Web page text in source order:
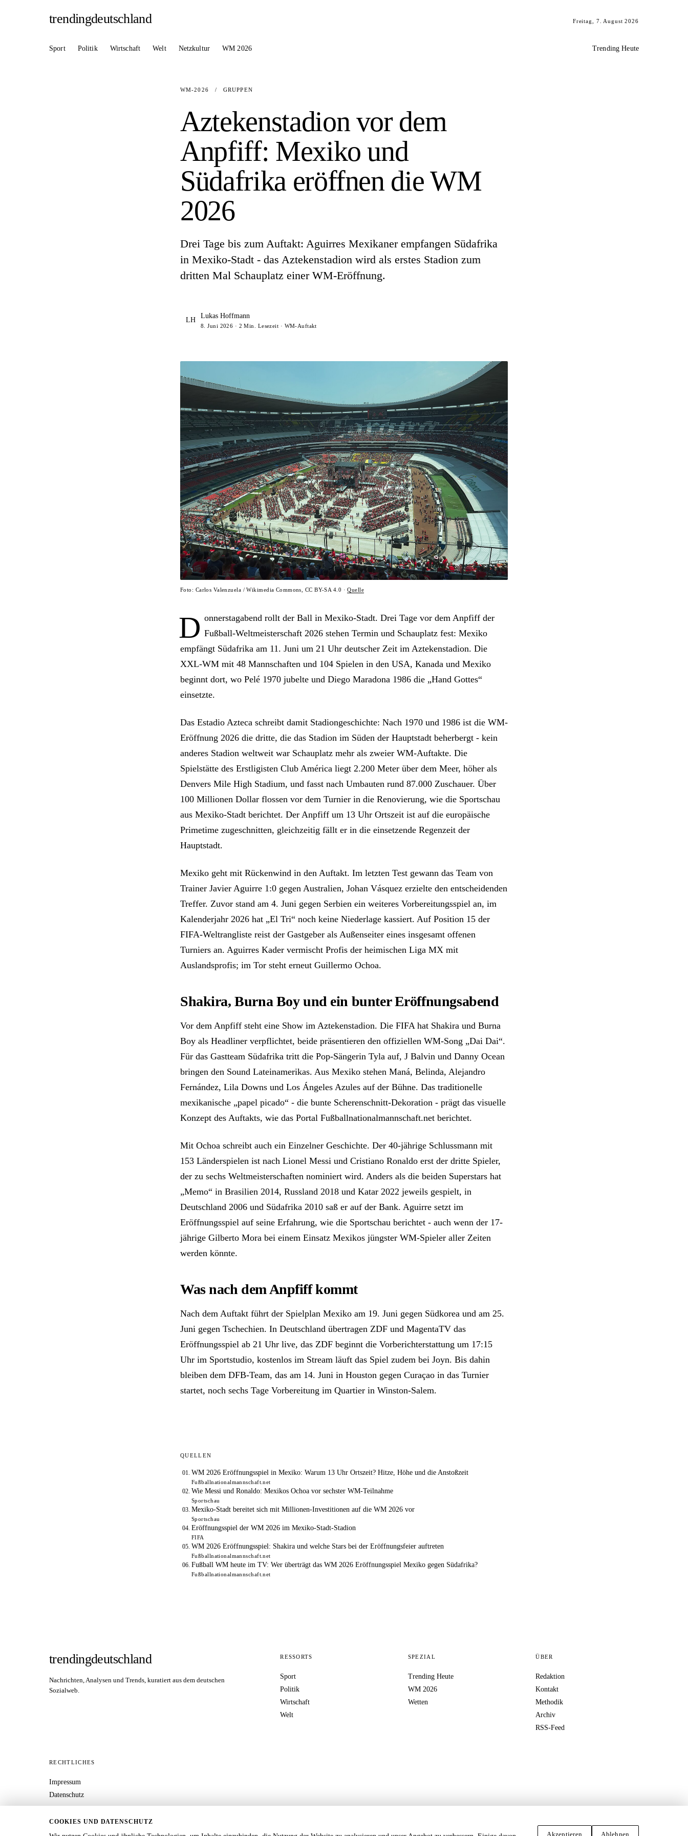
trendingdeutschland Freitag, 7. August 2026
Sport Politik Wirtschaft Welt Netzkultur WM 2026 Trending Heute
WM-2026 / GRUPPEN
Aztekenstadion vor dem
Anpfiff: Mexiko und
Südafrika eröffnen die WM
2026
Drei Tage bis zum Auftakt: Aguirres Mexikaner empfangen Südafrika
in Mexiko-Stadt - das Aztekenstadion wird als erstes Stadion zum
dritten Mal Schauplatz einer WM-Eröffnung.
LH
Lukas Hoffmann
8. Juni 2026 · 2 Min. Lesezeit · WM-Auftakt
Foto: Carlos Valenzuela / Wikimedia Commons, CC BY-SA 4.0 ·Quelle
D onnerstagabend rollt der Ball in Mexiko-Stadt. Drei Tage vor dem Anpfiff der
Fußball-Weltmeisterschaft 2026 stehen Termin und Schauplatz fest: Mexiko
empfängt Südafrika am 11. Juni um 21 Uhr deutscher Zeit im Aztekenstadion. Die
XXL-WM mit 48 Mannschaften und 104 Spielen in den USA, Kanada und Mexiko
beginnt dort, wo Pelé 1970 jubelte und Diego Maradona 1986 die „Hand Gottes“
einsetzte.
Das Estadio Azteca schreibt damit Stadiongeschichte: Nach 1970 und 1986 ist die WM-
Eröffnung 2026 die dritte, die das Stadion im Süden der Hauptstadt beherbergt - kein
anderes Stadion weltweit war Schauplatz mehr als zweier WM-Auftakte. Die
Spielstätte des Erstligisten Club América liegt 2.200 Meter über dem Meer, höher als
Denvers Mile High Stadium, und fasst nach Umbauten rund 87.000 Zuschauer. Über
100 Millionen Dollar flossen vor dem Turnier in die Renovierung, wie die Sportschau
aus Mexiko-Stadt berichtet. Der Anpfiff um 13 Uhr Ortszeit ist auf die europäische
Primetime zugeschnitten, gleichzeitig fällt er in die einsetzende Regenzeit der
Hauptstadt.
Mexiko geht mit Rückenwind in den Auftakt. Im letzten Test gewann das Team von
Trainer Javier Aguirre 1:0 gegen Australien, Johan Vásquez erzielte den entscheidenden
Treffer. Zuvor stand am 4. Juni gegen Serbien ein weiteres Vorbereitungsspiel an, im
Kalenderjahr 2026 hat „El Tri“ noch keine Niederlage kassiert. Auf Position 15 der
FIFA-Weltrangliste reist der Gastgeber als Außenseiter eines insgesamt offenen
Turniers an. Aguirres Kader vermischt Profis der heimischen Liga MX mit
Auslandsprofis; im Tor steht erneut Guillermo Ochoa.
Shakira, Burna Boy und ein bunter Eröffnungsabend
Vor dem Anpfiff steht eine Show im Aztekenstadion. Die FIFA hat Shakira und Burna
Boy als Headliner verpflichtet, beide präsentieren den offiziellen WM-Song „Dai Dai“.
Für das Gastteam Südafrika tritt die Pop-Sängerin Tyla auf, J Balvin und Danny Ocean
bringen den Sound Lateinamerikas. Aus Mexiko stehen Maná, Belinda, Alejandro
Fernández, Lila Downs und Los Ángeles Azules auf der Bühne. Das traditionelle
mexikanische „papel picado“ - die bunte Scherenschnitt-Dekoration - prägt das visuelle
Konzept des Auftakts, wie das Portal Fußballnationalmannschaft.net berichtet.
Mit Ochoa schreibt auch ein Einzelner Geschichte. Der 40-jährige Schlussmann mit
153 Länderspielen ist nach Lionel Messi und Cristiano Ronaldo erst der dritte Spieler,
der zu sechs Weltmeisterschaften nominiert wird. Anders als die beiden Superstars hat
„Memo“ in Brasilien 2014, Russland 2018 und Katar 2022 jeweils gespielt, in
Deutschland 2006 und Südafrika 2010 saß er auf der Bank. Aguirre setzt im
Eröffnungsspiel auf seine Erfahrung, wie die Sportschau berichtet - auch wenn der 17-
jährige Gilberto Mora bei einem Einsatz Mexikos jüngster WM-Spieler aller Zeiten
werden könnte.
Was nach dem Anpfiff kommt
Nach dem Auftakt führt der Spielplan Mexiko am 19. Juni gegen Südkorea und am 25.
Juni gegen Tschechien. In Deutschland übertragen ZDF und MagentaTV das
Eröffnungsspiel ab 21 Uhr live, das ZDF beginnt die Vorberichterstattung um 17:15
Uhr im Sportstudio, kostenlos im Stream läuft das Spiel zudem bei Joyn. Bis dahin
bleiben dem DFB-Team, das am 14. Juni in Houston gegen Curaçao in das Turnier
startet, noch sechs Tage Vorbereitung im Quartier in Winston-Salem.
QUELLEN
WM 2026 Eröffnungsspiel in Mexiko: Warum 13 Uhr Ortszeit? Hitze, Höhe und die Anstoßzeit
Fußballnationalmannschaft.net
Wie Messi und Ronaldo: Mexikos Ochoa vor sechster WM-Teilnahme
Sportschau
Mexiko-Stadt bereitet sich mit Millionen-Investitionen auf die WM 2026 vor
Sportschau
Eröffnungsspiel der WM 2026 im Mexiko-Stadt-Stadion
FIFA
WM 2026 Eröffnungsspiel: Shakira und welche Stars bei der Eröffnungsfeier auftreten
Fußballnationalmannschaft.net
Fußball WM heute im TV: Wer überträgt das WM 2026 Eröffnungsspiel Mexiko gegen Südafrika?
Fußballnationalmannschaft.net
trendingdeutschland
Nachrichten, Analysen und Trends, kuratiert aus dem deutschen
Sozialweb.
RESSORTS
Sport
Politik
Wirtschaft
Welt
SPEZIAL
Trending Heute
WM 2026
Wetten
ÜBER
Redaktion
Kontakt
Methodik
Archiv
RSS-Feed
RECHTLICHES
Impressum
Datenschutz
COOKIES UND DATENSCHUTZ
Akzeptieren Ablehnen